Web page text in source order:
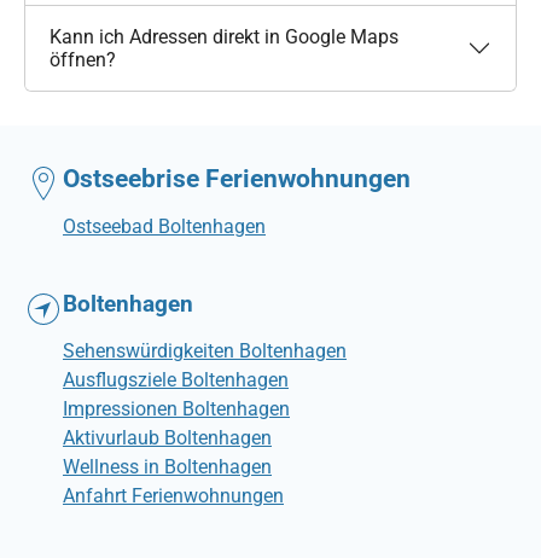
Kann ich Adressen direkt in Google Maps
öffnen?
Ostseebrise Ferienwohnungen
Ostseebad Boltenhagen
Boltenhagen
Sehenswürdigkeiten Boltenhagen
Ausflugsziele Boltenhagen
Impressionen Boltenhagen
Aktivurlaub Boltenhagen
Wellness in Boltenhagen
Anfahrt Ferienwohnungen